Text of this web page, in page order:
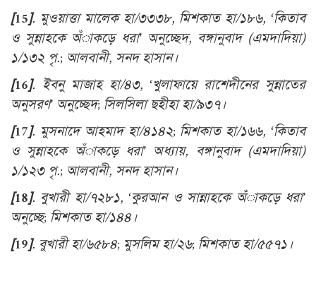
[15]. মুওয়াত্তা মালেক হা/৩৩৩৮, মিশকাত হা/১৮৬, ‘কিতাব
ও সুন্নাহকে অঁাকড়ে ধরা’ অনুচ্ছেদ, বঙ্গানুবাদ (এমদাদিয়া)
১/১৩২ পৃ.; আলবানী, সনদ হাসান।
[16]. ইবনু মাজাহ হা/৪৩, ‘খুলাফায়ে রাশেদীনের সুন্নাতের
অনুসরণ’ অনুচ্ছেদ; সিলসিলা ছহীহা হা/৯৩৭।
[17]. মুসনাদে আহমাদ হা/৪১৪২; মিশকাত হা/১৬৬, ‘কিতাব
ও সুন্নাহকে অঁাকড়ে ধরা’ অধ্যায়, বঙ্গানুবাদ (এমদাদিয়া)
১/১২৩ পৃ.; আলবানী, সনদ হাসান।
[18]. বুখারী হা/৭২৮১, ‘কুরআন ও সান্নাহকে অঁাকড়ে ধরা’
অনুচ্ছে; মিশকাত হা/১৪৪।
[19]. বুখারী হা/৬৫৮৪; মুসলিম হা/২৬; মিশকাত হা/৫৫৭১ ।